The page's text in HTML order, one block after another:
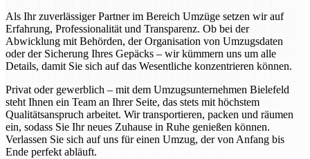
Als Ihr zuverlässiger Partner im Bereich Umzüge setzen wir auf
Erfahrung, Professionalität und Transparenz. Ob bei der
Abwicklung mit Behörden, der Organisation von Umzugsdaten
oder der Sicherung Ihres Gepäcks – wir kümmern uns um alle
Details, damit Sie sich auf das Wesentliche konzentrieren können.
Privat oder gewerblich – mit dem Umzugsunternehmen Bielefeld
steht Ihnen ein Team an Ihrer Seite, das stets mit höchstem
Qualitätsanspruch arbeitet. Wir transportieren, packen und räumen
ein, sodass Sie Ihr neues Zuhause in Ruhe genießen können.
Verlassen Sie sich auf uns für einen Umzug, der von Anfang bis
Ende perfekt abläuft.